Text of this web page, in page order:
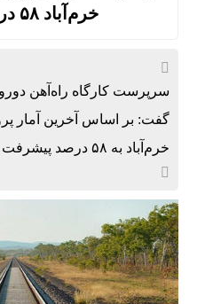
تأکید بر توسعه
ناشران به انتشار
ماجرای اعمال ضریب ۲.۷ برای اینترنت بین‌الملل چیست؟
بازده صندوق‌های
پیامدهای تجاوز به ایران؛ زیان حدود ۲۰۰ میلیون
تکذیب ادعای نماینده
هوش مصنوعی، بستر وقوع 55درصد جرایم
خرم‌آباد ۵۸ درصد است
سرپرست کارگاه راه‌آهن
گفت: بر اساس آخرین آمار
خرم‌آباد به ۵۸ درصد پیشرفت فیزیکی رسیده است.